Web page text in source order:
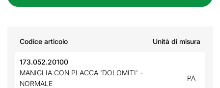
Codice articolo Unità di misura
173.052.20100
MANIGLIA CON PLACCA 'DOLOMITI' -
NORMALE
PA